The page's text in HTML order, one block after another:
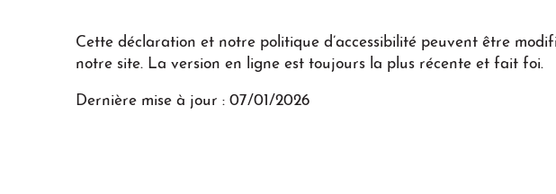
Cette déclaration et notre politique d’accessibilité peuvent être
notre site. La version en ligne est toujours la plus récente et fait foi.
Dernière mise à jour : 07/01/2026